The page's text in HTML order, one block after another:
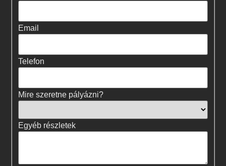
Email
Telefon
Mire szeretne pályázni?
Egyéb részletek